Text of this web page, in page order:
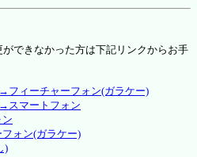
できなかった方は下記リンクからお手
フィーチャーフォン(ガラケー)
スマートフォン
ォン(ガラケー)
)